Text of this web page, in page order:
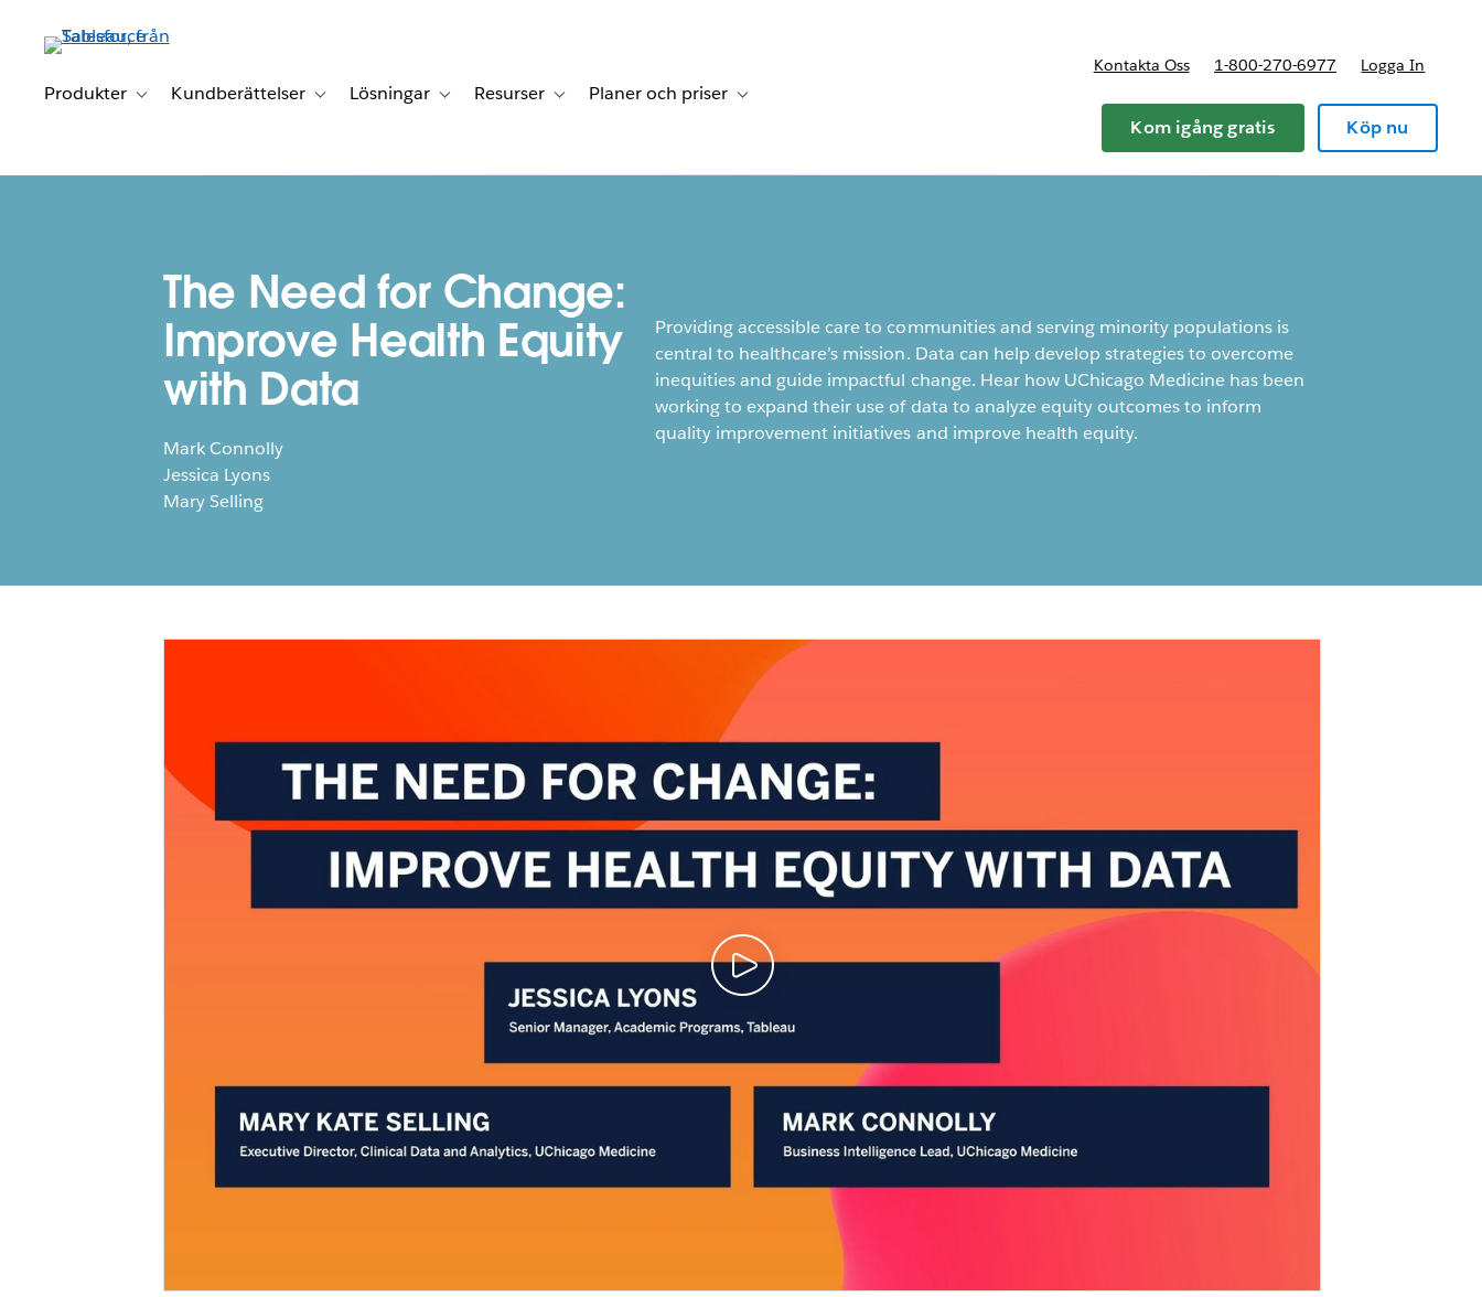
vidare
huvudinnehållet
Produkter Toggle sub-navigation for Produkter
Kundberättelser Toggle sub-navigation for Kundberättelser
Lösningar Toggle sub-navigation for Lösningar
Resurser Toggle sub-navigation for Resurser
Planer och priser Toggle sub-navigation for Planer och priser
Kontakta Oss 1-800-270-6977 Logga In
Kom igång gratis Köp nu
The Need for Change:
Improve Health Equity
with Data
Mark Connolly
Jessica Lyons
Mary Selling
Providing accessible care to communities and serving minority populations is
central to healthcare’s mission. Data can help develop strategies to overcome
inequities and guide impactful change. Hear how UChicago Medicine has been
working to expand their use of data to analyze equity outcomes to inform
quality improvement initiatives and improve health equity.